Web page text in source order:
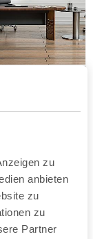
zu
anbieten
zu
zu
Partner